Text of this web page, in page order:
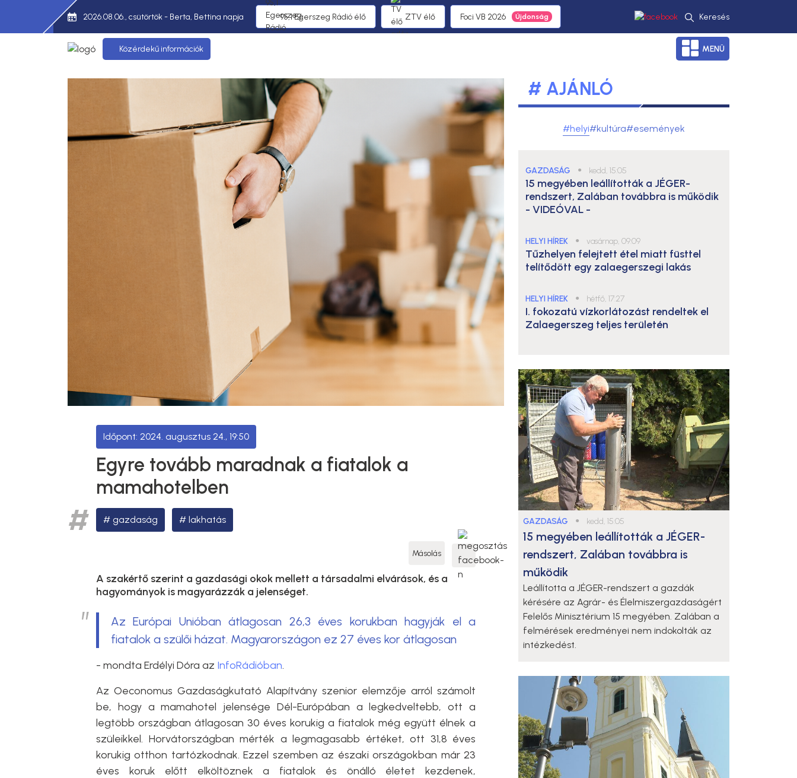
2026.08.06., csütörtök - Berta, Bettina napja 95,1 Egerszeg Rádió élő ZTV élő Foci VB 2026 Keresés
Közérdekű információk MENÜ
2024. augusztus 24., 19:50
Egyre tovább maradnak a fiatalok a
mamahotelben
gazdaság lakhatás
Másolás
A szakértő szerint a gazdasági okok mellett a társadalmi elvárások, és a
hagyományok is magyarázzák a jelenséget.
Az Európai Unióban átlagosan 26,3 éves korukban hagyják el a
fiatalok a szülői házat. Magyarországon ez 27 éves kor átlagosan
- mondta Erdélyi Dóra az InfoRádióban.
Az Oeconomus Gazdaságkutató Alapítvány szenior elemzője arról számolt
be, hogy a mamahotel jelensége Dél-Európában a legkedveltebb, ott a
legtöbb országban átlagosan 30 éves korukig a fiatalok még együtt élnek a
szüleikkel. Horvátországban mérték a legmagasabb értéket, ott 31,8 éves
korukig otthon tartózkodnak. Ezzel szemben az északi országokban már 23
éves koruk előtt elköltöznek a fiatalok és önálló életet kezdenek,
# AJÁNLÓ
#helyi#kultúra#események
GAZDASÁG ● kedd, 15:05
15 megyében leállították a JÉGER-
rendszert, Zalában továbbra is működik
- VIDEÓVAL -
HELYI HÍREK ● vasárnap, 09:09
Tűzhelyen felejtett étel miatt füsttel
telítődött egy zalaegerszegi lakás
HELYI HÍREK ● hétfő, 17:27
I. fokozatú vízkorlátozást rendeltek el
Zalaegerszeg teljes területén
GAZDASÁG ● kedd, 15:05
15 megyében leállították a JÉGER-
rendszert, Zalában továbbra is
működik
Leállította a JÉGER-rendszert a gazdák
kérésére az Agrár- és Élelmiszergazdaságért
Felelős Minisztérium 15 megyében. Zalában a
felmérések eredményei nem indokolták az
intézkedést.